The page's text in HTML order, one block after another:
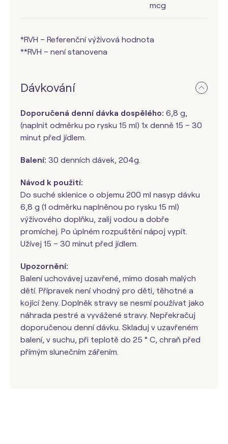
mcg
*RVH – Referenční výživová hodnota
**RVH – není stanovena
Dávkování
Doporučená denní dávka dospělého: 6,8 g,
(naplnit odměrku po rysku 15 ml) 1x denně 15 – 30
minut před jídlem.
Balení: 30 denních dávek, 204g.
Návod k použití:
Do suché sklenice o objemu 200 ml nasyp dávku
6,8 g (1 odměrku naplněnou po rysku 15 ml)
výživového doplňku, zalij vodou a dobře
promíchej. Po úplném rozpuštění nápoj vypít.
Užívej 15 – 30 minut před jídlem.
Upozornění:
Balení uchovávej uzavřené, mimo dosah malých
dětí. Přípravek není vhodný pro děti, těhotné a
kojící ženy. Doplněk stravy se nesmí používat jako
náhrada pestré a vyvážené stravy. Nepřekračuj
doporučenou denní dávku. Skladuj v uzavřeném
balení, v suchu, při teplotě do 25 ° C, chraň před
přímým slunečním zářením.